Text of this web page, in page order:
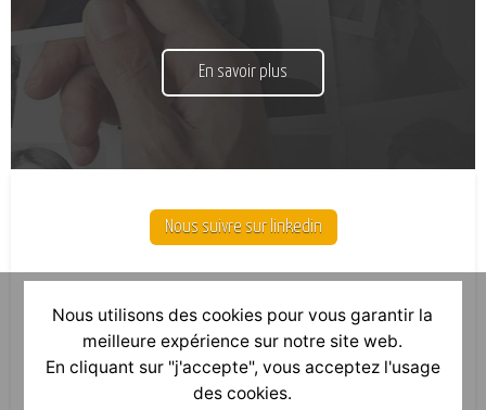
En savoir plus
Nous suivre sur linkedin
Nous utilisons des cookies pour vous garantir la
meilleure expérience sur notre site web.
En cliquant sur "j'accepte", vous acceptez l'usage
des cookies.